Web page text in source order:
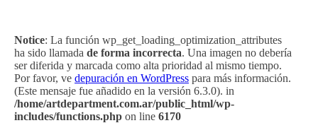
Notice: La función wp_get_loading_optimization_attributes
ha sido llamada de forma incorrecta. Una imagen no debería
ser diferida y marcada como alta prioridad al mismo tiempo.
Por favor, ve depuración en WordPress para más información.
(Este mensaje fue añadido en la versión 6.3.0). in
/home/artdepartment.com.ar/public_html/wp-
includes/functions.php on line 6170